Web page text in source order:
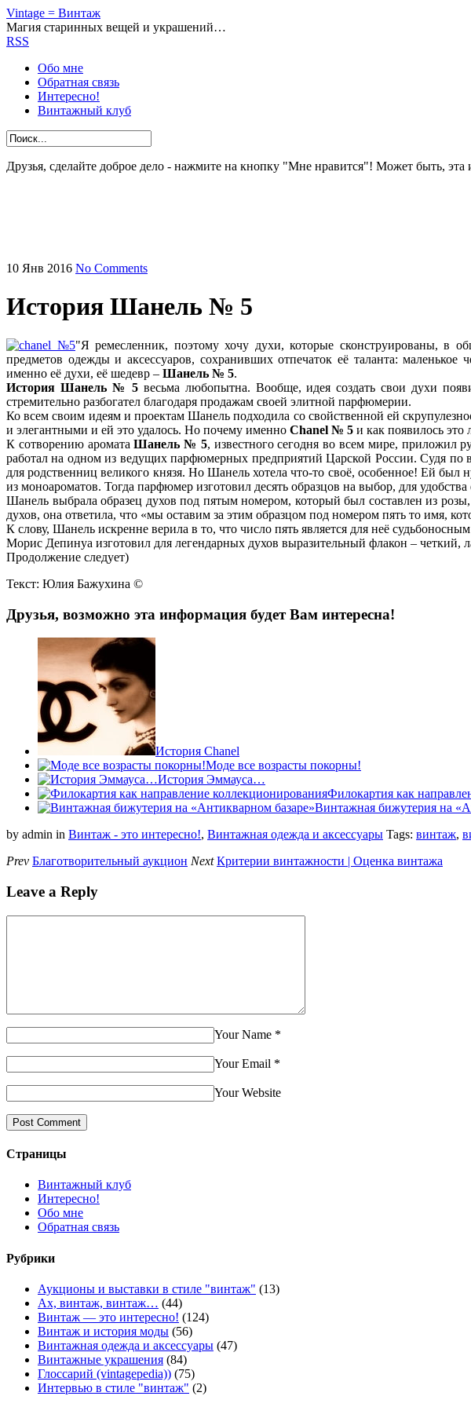
Vintage = Винтаж
Магия старинных вещей и украшений…
RSS
Обо мне
Обратная связь
Интересно!
Винтажный клуб
Друзья, сделайте доброе дело - нажмите на кнопку "Мне нравится"! Может быть,
10 Янв 2016 No Comments
История Шанель № 5
"Я ремесленник, поэтому хочу духи, которые сконструированы, в
предметов одежды и аксессуаров, сохранивших отпечаток её таланта:
именно её духи, её шедевр – Шанель № 5.
История Шанель № 5 весьма любопытна. Вообще, идея создать свои духи
стремительно разбогател благодаря продажам своей элитной парфюмерии.
Ко всем своим идеям и проектам Шанель подходила со свойственной ей
и элегантными и ей это удалось. Но почему именно Chanel № 5 и как появилось это
К сотворению ароматаШанель № 5, известного сегодня во всем мире,
работал на одном из ведущих парфюмерных предприятий Царской России. Судя по
для родственниц великого князя. Но Шанель хотела что-то своё, особенное! Ей
из моноароматов. Тогда парфюмер изготовил десять образцов на выбор, для
Шанель выбрала образец духов под пятым номером, который был составлен из
духов, она ответила, что «мы оставим за этим образцом под номером пять то имя,
К слову, Шанель искренне верила в то, что число пять является для неё
Морис Депинуа изготовил для легендарных духов выразительный флакон –
Продолжение следует)
Текст: Юлия Бажухина ©
Друзья, возможно эта информация будет Вам интересна!
История Chanel
Моде все возрасты покорны!
История Эммауса…
Филокартия как
Винтажная бижутерия на
by admin in Винтаж - это интересно!, Винтажная одежда и аксессуары Tags: винтаж,
Prev Благотворительный аукцион Next Критерии винтажности | Оценка винтажа
Leave a Reply
Your Name *
Your Email *
Your Website
Страницы
Винтажный клуб
Интересно!
Обо мне
Обратная связь
Рубрики
Аукционы и выставки в стиле "винтаж" (13)
Ах, винтаж, винтаж… (44)
Винтаж — это интересно! (124)
Винтаж и история моды (56)
Винтажная одежда и аксессуары (47)
Винтажные украшения (84)
Глоссарий (vintagepedia)) (75)
Интервью в стиле "винтаж" (2)